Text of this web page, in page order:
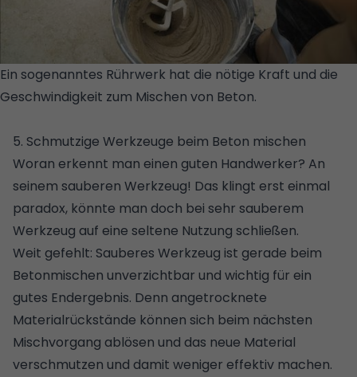
Ein sogenanntes Rührwerk hat die nötige Kraft und die
Geschwindigkeit zum Mischen von Beton.
5. Schmutzige Werkzeuge beim Beton mischen
Woran erkennt man einen guten Handwerker? An
seinem sauberen Werkzeug! Das klingt erst einmal
paradox, könnte man doch bei sehr sauberem
Werkzeug auf eine seltene Nutzung schließen.
Weit gefehlt: Sauberes Werkzeug ist gerade beim
Betonmischen unverzichtbar und wichtig für ein
gutes Endergebnis. Denn angetrocknete
Materialrückstände können sich beim nächsten
Mischvorgang ablösen und das neue Material
verschmutzen und damit weniger effektiv machen.